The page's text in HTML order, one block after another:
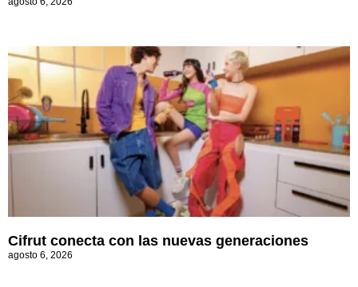
Cifrut conecta con las nuevas generaciones
agosto 6, 2026